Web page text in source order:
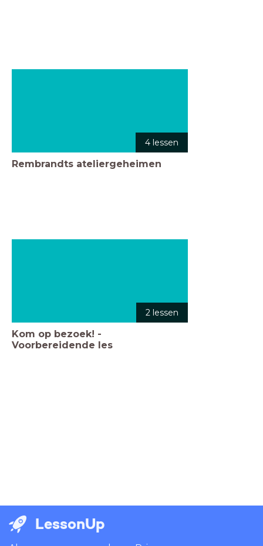
4 lessen
Rembrandts ateliergeheimen
2 lessen
Kom op bezoek! -
Voorbereidende les
LessonUp